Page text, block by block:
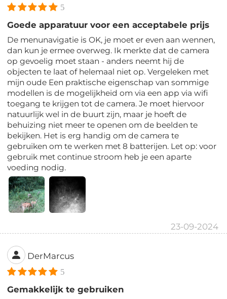
5
Goede apparatuur voor een acceptabele prijs
De menunavigatie is OK, je moet er even aan wennen,
dan kun je ermee overweg. Ik merkte dat de camera
op gevoelig moet staan ​​- anders neemt hij de
objecten te laat of helemaal niet op. Vergeleken met
mijn oude Een praktische eigenschap van sommige
modellen is de mogelijkheid om via een app via wifi
toegang te krijgen tot de camera. Je moet hiervoor
natuurlijk wel in de buurt zijn, maar je hoeft de
behuizing niet meer te openen om de beelden te
bekijken. Het is erg handig om de camera te
gebruiken om te werken met 8 batterijen. Let op: voor
gebruik met continue stroom heb je een aparte
voeding nodig.
23-09-2024
DerMarcus
5
Gemakkelijk te gebruiken